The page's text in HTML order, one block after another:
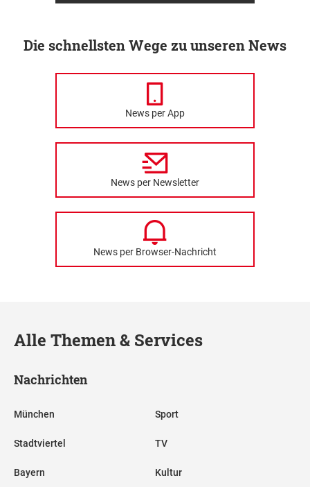
Die schnellsten Wege zu unseren News
News per App
News per Newsletter
News per Browser-Nachricht
Alle Themen & Services
Nachrichten
München
Stadtviertel
Bayern
Sport
TV
Kultur